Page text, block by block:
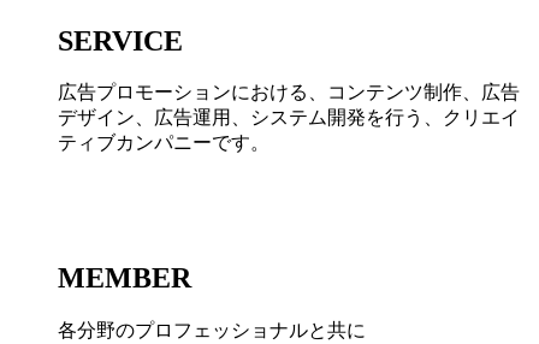
SERVICE
広告プロモーションにおける、コンテンツ制作、広告
デザイン、広告運用、システム開発を行う、
クリエイ
ティブカンパニーです。
MEMBER
各分野のプロフェッショナルと共に